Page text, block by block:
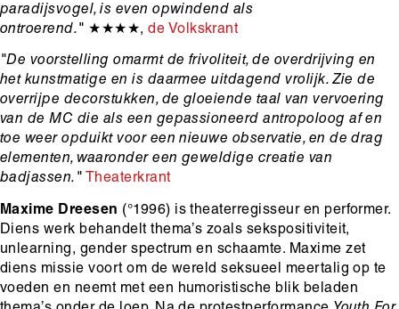
paradijsvogel, is even opwindend als
ontroerend." ★★★★,de Volkskrant
"De voorstelling omarmt de frivoliteit, de overdrijving en
het kunstmatige en is daarmee uitdagend vrolijk. Zie de
overrijpe decorstukken, de gloeiende taal van vervoering
van de MC die als een gepassioneerd antropoloog af en
toe weer opduikt voor een nieuwe observatie, en de drag
elementen, waaronder een geweldige creatie van
badjassen." Theaterkrant
Maxime Dreesen (°1996) is theaterregisseur en performer.
Diens werk behandelt thema’s zoals sekspositiviteit,
unlearning, gender spectrum en schaamte. Maxime zet
diens missie voort om de wereld seksueel meertalig op te
voeden en neemt met een humoristische blik beladen